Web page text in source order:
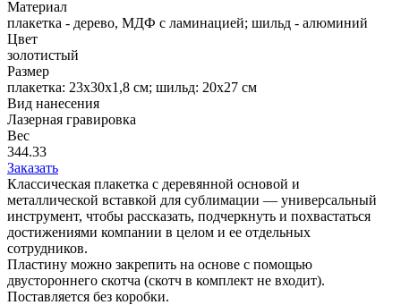
Материал
плакетка - дерево, МДФ с ламинацией; шильд - алюминий
Цвет
золотистый
Размер
плакетка: 23х30х1,8 см; шильд: 20х27 см
Вид нанесения
Лазерная гравировка
Вес
344.33
Заказать
Классическая плакетка с деревянной основой и
металлической вставкой для сублимации — универсальный
инструмент, чтобы рассказать, подчеркнуть и похвастаться
достижениями компании в целом и ее отдельных
сотрудников.
Пластину можно закрепить на основе с помощью
двустороннего скотча (скотч в комплект не входит).
Поставляется без коробки.